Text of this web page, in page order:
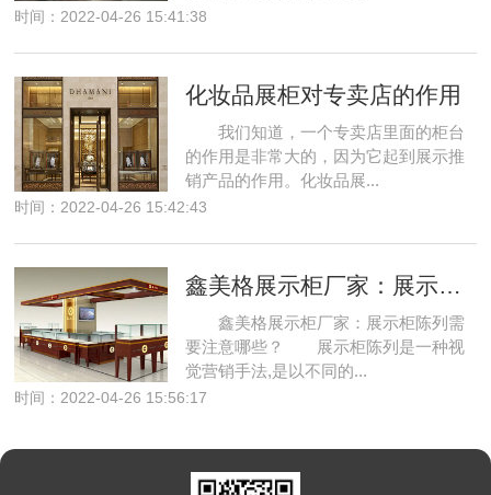
时间：2022-04-26 15:41:38
化妆品展柜对专卖店的作用
我们知道，一个专卖店里面的柜台
的作用是非常大的，因为它起到展示推
销产品的作用。化妆品展...
时间：2022-04-26 15:42:43
鑫美格展示柜厂家：展示柜陈列需要注意哪些？
鑫美格展示柜厂家：展示柜陈列需
要注意哪些？ 展示柜陈列是一种视
觉营销手法,是以不同的...
时间：2022-04-26 15:56:17